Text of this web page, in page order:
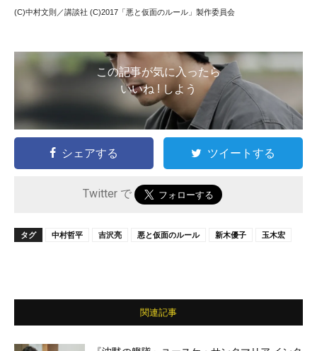
(C)中村文則／講談社 (C)2017「悪と仮面のルール」製作委員会
この記事が気に入ったら
いいね ! しよう
シェアする ツイートする
Twitter で
タグ 中村哲平 吉沢亮 悪と仮面のルール 新木優子 玉木宏
関連記事